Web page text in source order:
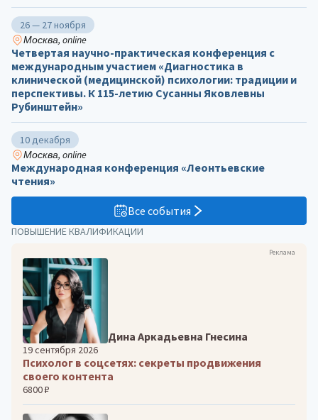
ПОВЫШЕНИЕ КВАЛИФИКАЦИИ
Реклама
Дина Аркадьевна Гнесина
19 сентября 2026
Психолог в соцсетях: секреты продвижения
своего контента
6800 ₽
26 — 27 ноября
Москва, online
Четвертая научно-практическая конференция с
международным участием «Диагностика в
клинической (медицинской) психологии: традиции и
перспективы. К 115-летию Сусанны Яковлевны
Рубинштейн»
10 декабря
Москва, online
Международная конференция «Леонтьевские
чтения»
Все события